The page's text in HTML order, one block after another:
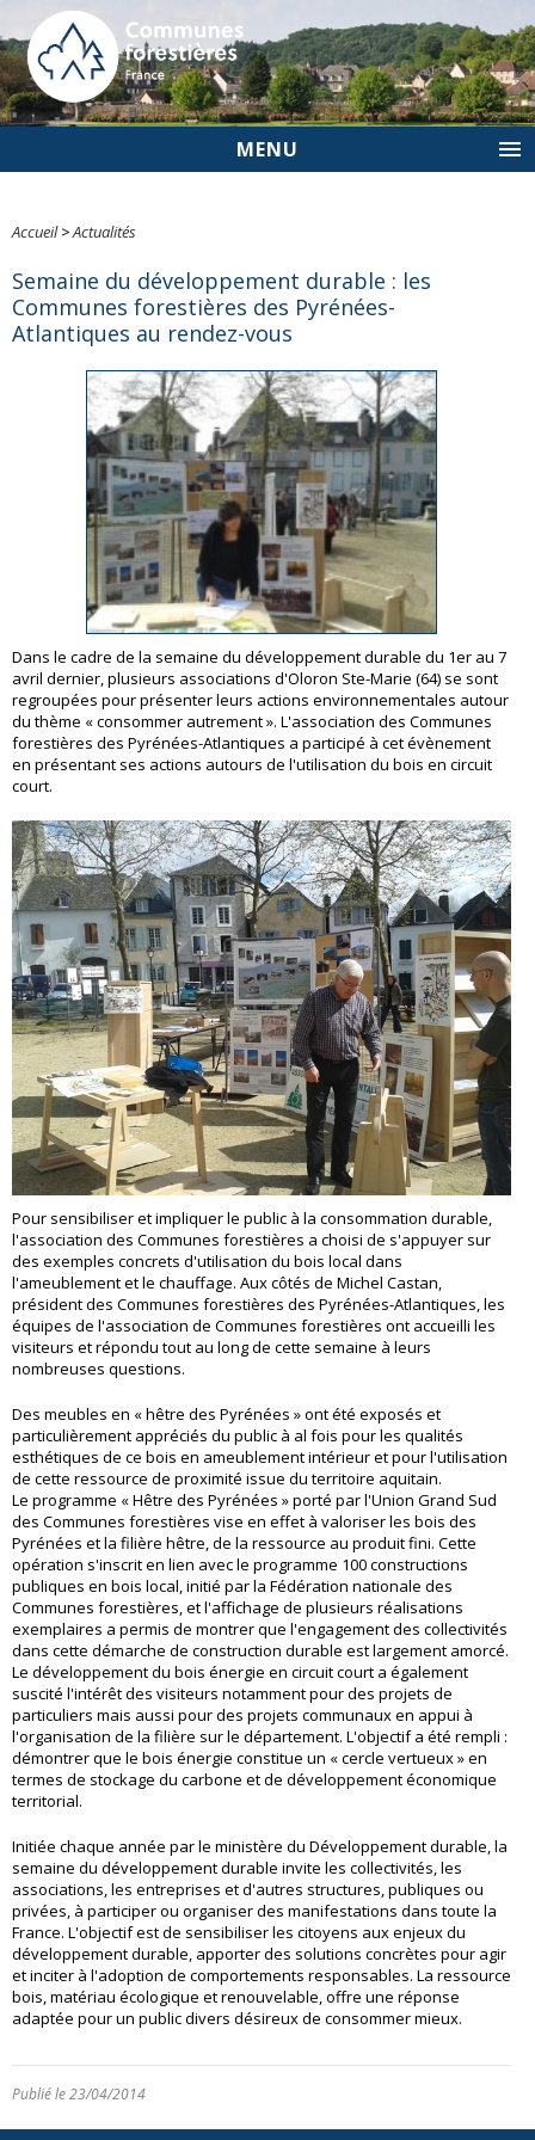
MENU
Accueil>Actualités
Semaine du développement durable : les
Communes forestières des Pyrénées-
Atlantiques au rendez-vous
Dans le cadre de la semaine du développement durable du 1er au 7
avril dernier, plusieurs associations d'Oloron Ste-Marie (64) se sont
regroupées pour présenter leurs actions environnementales autour
du thème « consommer autrement ». L'association des Communes
forestières des Pyrénées-Atlantiques a participé à cet évènement
en présentant ses actions autours de l'utilisation du bois en circuit
court.
Pour sensibiliser et impliquer le public à la consommation durable,
l'association des Communes forestières a choisi de s'appuyer sur
des exemples concrets d'utilisation du bois local dans
l'ameublement et le chauffage. Aux côtés de Michel Castan,
président des Communes forestières des Pyrénées-Atlantiques, les
équipes de l'association de Communes forestières ont accueilli les
visiteurs et répondu tout au long de cette semaine à leurs
nombreuses questions.
Des meubles en « hêtre des Pyrénées » ont été exposés et
particulièrement appréciés du public à al fois pour les qualités
esthétiques de ce bois en ameublement intérieur et pour l'utilisation
de cette ressource de proximité issue du territoire aquitain.
Le programme « Hêtre des Pyrénées » porté par l'Union Grand Sud
des Communes forestières vise en effet à valoriser les bois des
Pyrénées et la filière hêtre, de la ressource au produit fini. Cette
opération s'inscrit en lien avec le programme 100 constructions
publiques en bois local, initié par la Fédération nationale des
Communes forestières, et l'affichage de plusieurs réalisations
exemplaires a permis de montrer que l'engagement des collectivités
dans cette démarche de construction durable est largement amorcé.
Le développement du bois énergie en circuit court a également
suscité l'intérêt des visiteurs notamment pour des projets de
particuliers mais aussi pour des projets communaux en appui à
l'organisation de la filière sur le département. L'objectif a été rempli :
démontrer que le bois énergie constitue un « cercle vertueux » en
termes de stockage du carbone et de développement économique
territorial.
Initiée chaque année par le ministère du Développement durable, la
semaine du développement durable invite les collectivités, les
associations, les entreprises et d'autres structures, publiques ou
privées, à participer ou organiser des manifestations dans toute la
France. L'objectif est de sensibiliser les citoyens aux enjeux du
développement durable, apporter des solutions concrètes pour agir
et inciter à l'adoption de comportements responsables. La ressource
bois, matériau écologique et renouvelable, offre une réponse
adaptée pour un public divers désireux de consommer mieux.
Publié le 23/04/2014